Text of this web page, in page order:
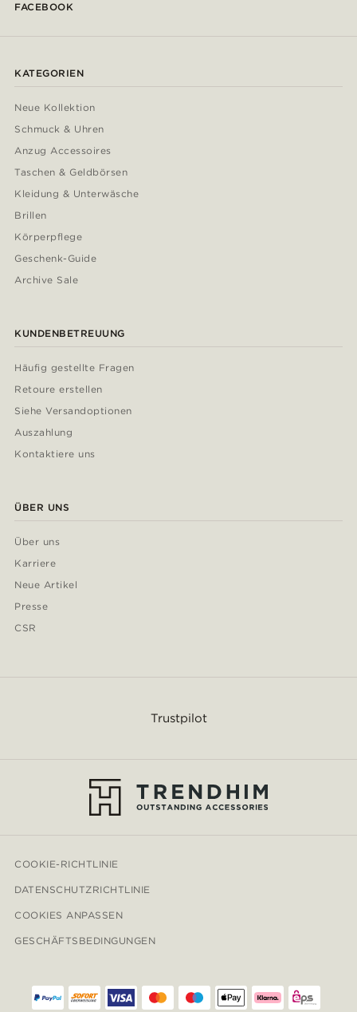
FACEBOOK
KATEGORIEN
Neue Kollektion
Schmuck & Uhren
Anzug Accessoires
Taschen & Geldbörsen
Kleidung & Unterwäsche
Brillen
Körperpflege
Geschenk-Guide
Archive Sale
KUNDENBETREUUNG
Häufig gestellte Fragen
Retoure erstellen
Siehe Versandoptionen
Auszahlung
Kontaktiere uns
ÜBER UNS
Über uns
Karriere
Neue Artikel
Presse
CSR
Trustpilot
COOKIE-RICHTLINIE
DATENSCHUTZRICHTLINIE
COOKIES ANPASSEN
GESCHÄFTSBEDINGUNGEN